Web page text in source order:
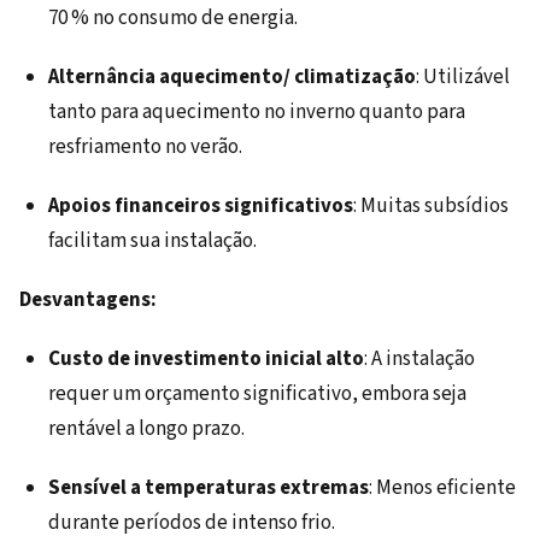
70 % no consumo de energia.
Alternância aquecimento/ climatização: Utilizável
tanto para aquecimento no inverno quanto para
resfriamento no verão.
Apoios financeiros significativos: Muitas subsídios
facilitam sua instalação.
Desvantagens:
Custo de investimento inicial alto: A instalação
requer um orçamento significativo, embora seja
rentável a longo prazo.
Sensível a temperaturas extremas: Menos eficiente
durante períodos de intenso frio.